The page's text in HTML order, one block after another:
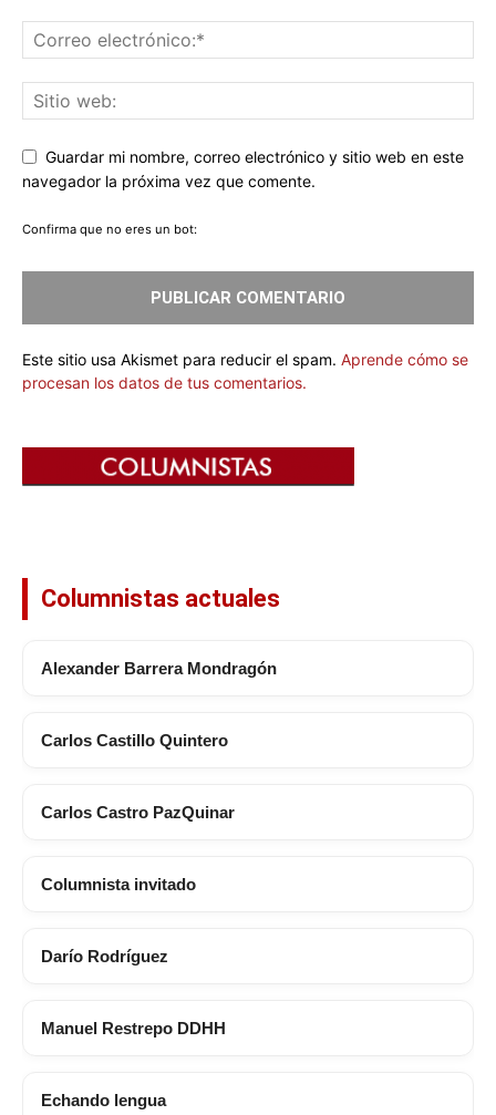
Guardar mi nombre, correo electrónico y sitio web en este
navegador la próxima vez que comente.
Confirma que no eres un bot:
Este sitio usa Akismet para reducir el spam. Aprende cómo se
procesan los datos de tus comentarios.
Columnistas actuales
Alexander Barrera Mondragón
Carlos Castillo Quintero
Carlos Castro PazQuinar
Columnista invitado
Darío Rodríguez
Manuel Restrepo DDHH
Echando lengua